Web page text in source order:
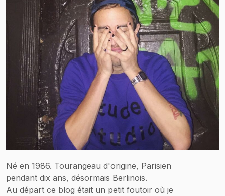
Né en 1986. Tourangeau d'origine, Parisien
pendant dix ans, désormais Berlinois.
Au départ ce blog était un petit foutoir où je